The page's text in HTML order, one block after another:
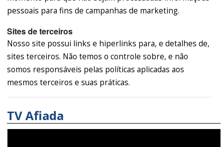
pessoais para fins de campanhas de marketing.
Sites de terceiros
Nosso site possui links e hiperlinks para, e detalhes de,
sites terceiros. Não temos o controle sobre, e não
somos responsáveis pelas políticas aplicadas aos
mesmos terceiros e suas práticas.
TV Afiada